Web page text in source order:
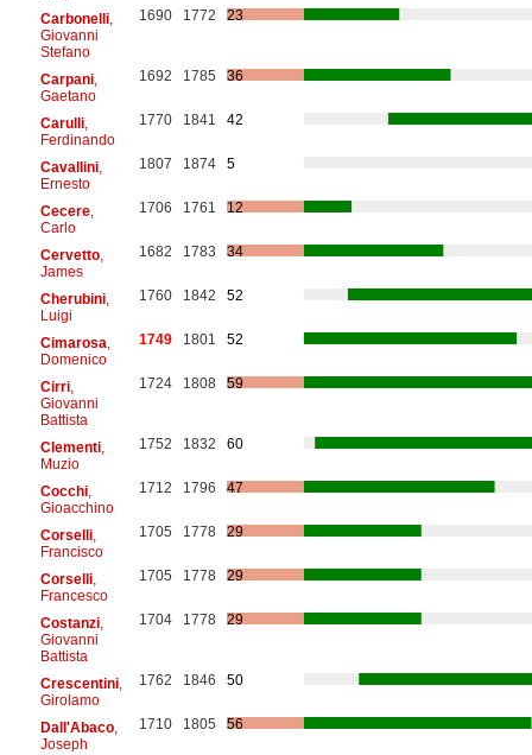
Carbonelli,
Giovanni
Stefano
1690 1772 23
Carpani,
Gaetano
1692 1785 36
Carulli,
Ferdinando
1770 1841 42
Cavallini,
Ernesto
1807 1874 5
Cecere,
Carlo
1706 1761 12
Cervetto,
James
1682 1783 34
Cherubini,
Luigi
1760 1842 52
Cimarosa
Domenico
1749 1801 52
Cirri,
Giovanni
Battista
1724 1808 59
Clementi,
Muzio
1752 1832 60
Cocchi,
Gioacchino
1712 1796 47
Corselli,
Francisco
1705 1778 29
Corselli,
Francesco
1705 1778 29
Costanzi,
Giovanni
Battista
1704 1778 29
Crescentini,
Girolamo
1762 1846 50
Dall'Abaco,
Joseph
1710 1805 56